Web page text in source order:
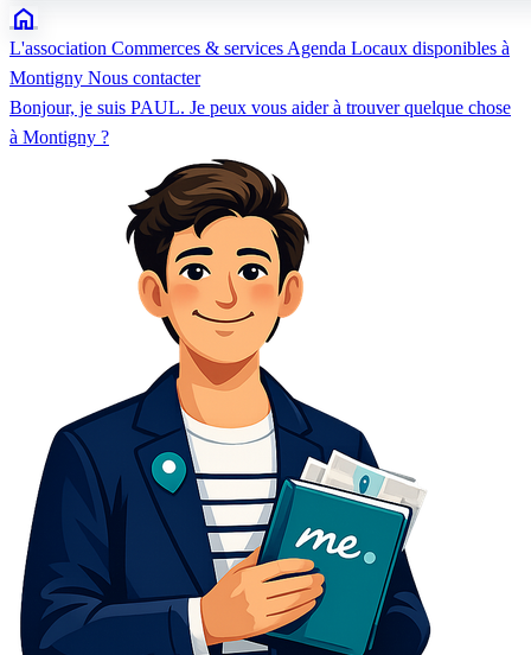
home
L'association Commerces & services Agenda Locaux disponibles à
Montigny Nous contacter
Bonjour, je suis PAUL. Je peux vous aider à trouver quelque chose
à Montigny ?